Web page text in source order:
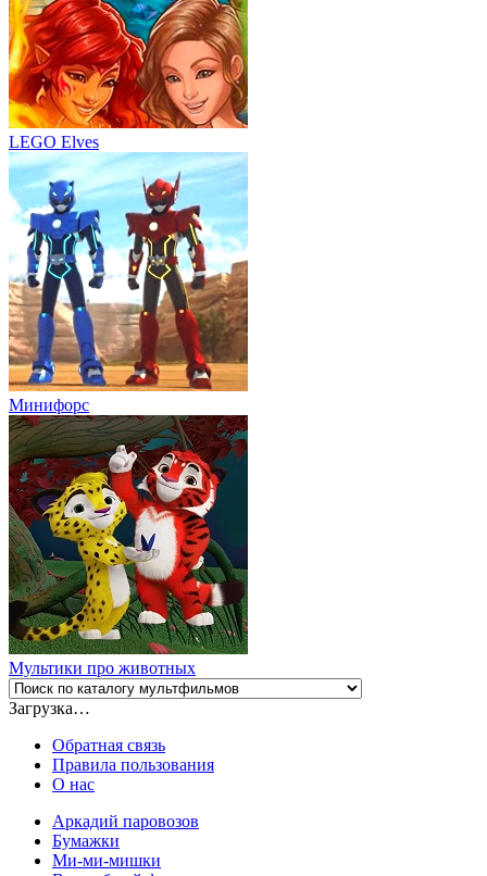
LEGO Elves
Минифорс
Мультики про животных
Загрузка…
Обратная связь
Правила пользования
О нас
Аркадий паровозов
Бумажки
Ми-ми-мишки